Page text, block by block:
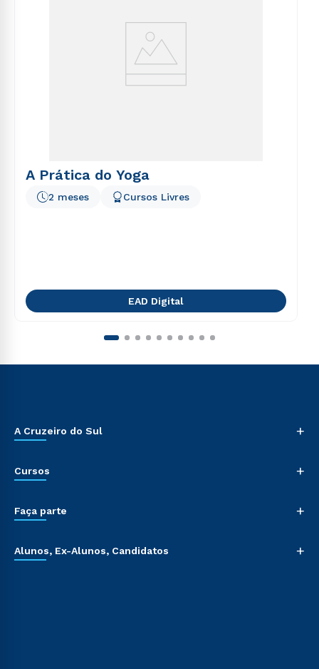
A Prática do Yoga
2 meses Cursos Livres
EAD Digital
A Cruzeiro do Sul +
Cursos +
Faça parte +
Alunos, Ex-Alunos, Candidatos +